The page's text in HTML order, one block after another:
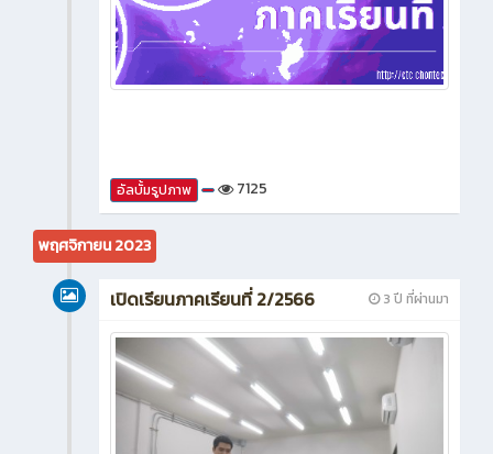
อัลบั้มรูปภาพ 7125
พฤศจิกายน 2023
3 ปี ที่ผ่านมา
เปิดเรียนภาคเรียนที่ 2/2566